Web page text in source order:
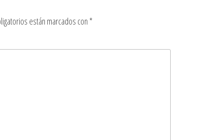
están marcados con *